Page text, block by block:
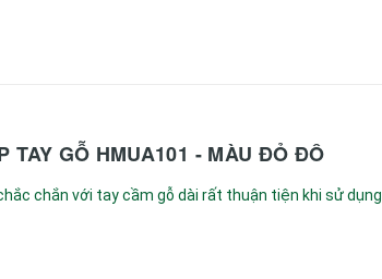
TAY GỖ HMUA101 - MÀU ĐỎ ĐÔ
chắn với tay cầm gỗ dài rất thuận tiện khi sử dụng.